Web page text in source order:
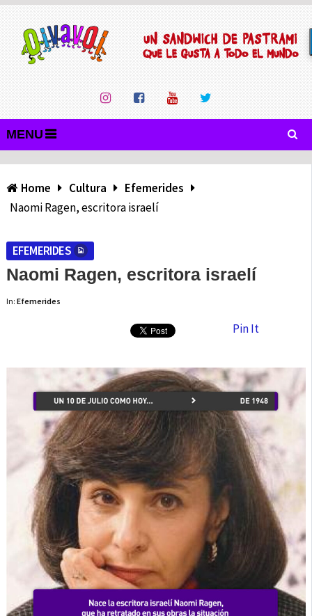
MENU
Home Cultura
Efemerides
Naomi Ragen, escritora israelí
EFEMERIDES
Naomi Ragen, escritora israelí
In: Efemerides
Pin It